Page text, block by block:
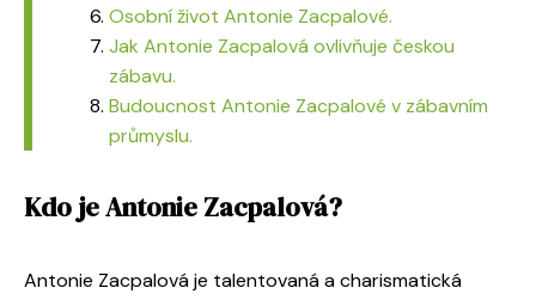
Osobní život Antonie Zacpalové.
Jak Antonie Zacpalová ovlivňuje českou
zábavu.
Budoucnost Antonie Zacpalové v zábavním
průmyslu.
Kdo je Antonie Zacpalová?
Antonie Zacpalová je talentovaná a charismatická